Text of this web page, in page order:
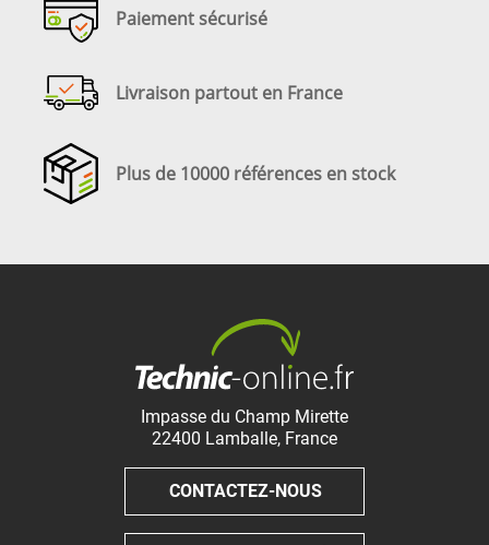
Paiement sécurisé
Livraison partout en France
Plus de 10000 références en stock
Impasse du Champ Mirette
22400 Lamballe, France
CONTACTEZ-NOUS